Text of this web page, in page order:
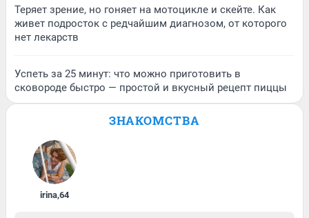
Теряет зрение, но гоняет на мотоцикле и скейте. Как
живет подросток с редчайшим диагнозом, от которого
нет лекарств
Успеть за 25 минут: что можно приготовить в
сковороде быстро — простой и вкусный рецепт пиццы
ЗНАКОМСТВА
irina,64